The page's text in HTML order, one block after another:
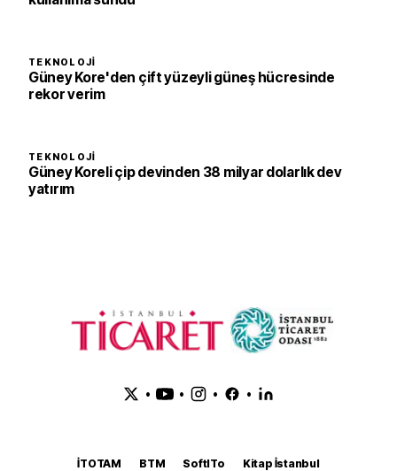
TEKNOLOJI
Güney Kore'den çift yüzeyli güneş hücresinde
rekor verim
TEKNOLOJI
Güney Koreli çip devinden 38 milyar dolarlık dev
yatırım
• • • •
İTOTAM BTM SoftITo
Kitap İstanbul